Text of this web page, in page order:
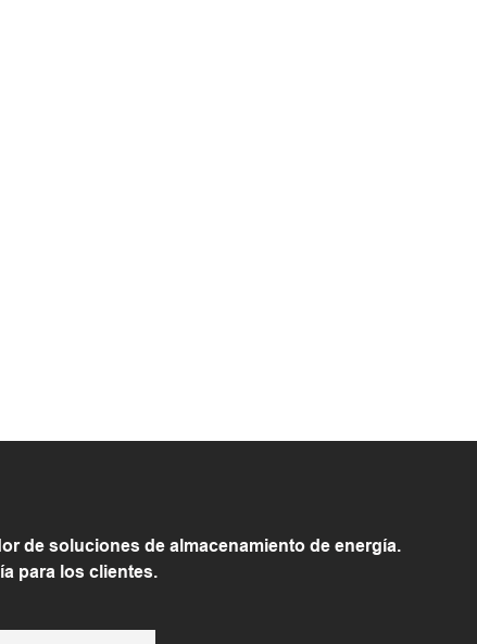
de soluciones de almacenamiento de energía.
para los clientes.